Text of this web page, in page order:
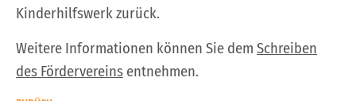
Kinderhilfswerk zurück.
Weitere Informationen können Sie dem Schreiben
des Fördervereins entnehmen.